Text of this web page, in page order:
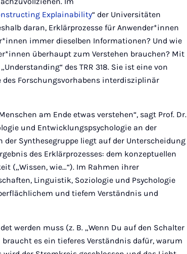
Explainability“ der Universitäten
daran, Erklärprozesse für Anwender*innen
immer dieselben Informationen? Und wie
überhaupt zum Verstehen brauchen? Mit
des TRR 318. Sie ist eine von
des Forschungsvorhabens interdisziplinär
am Ende etwas verstehen“, sagt Prof. Dr.
und Entwicklungspsychologie an der
Synthesegruppe liegt auf der Unterscheidung
des Erklärprozesses: dem konzeptuellen
(„Wissen, wie…“). Im Rahmen ihrer
Linguistik, Soziologie und Psychologie
und tiefem Verständnis und
werden muss (z. B. „Wenn Du auf den Schalter
es ein tieferes Verständnis dafür, warum